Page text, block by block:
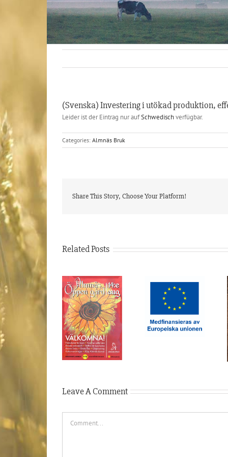
(Svenska) Investering i utökad produktion,
Leider ist der Eintrag nur aufSchwedischverfügbar.
Categories: Almnäs Bruk
Share This Story, Choose Your Platform!
Related Posts
(Svenska)
Välkommen till
(Svenska)
Investeringsstöd
(Svenska)
Öppen gård 14
Leave A Comment